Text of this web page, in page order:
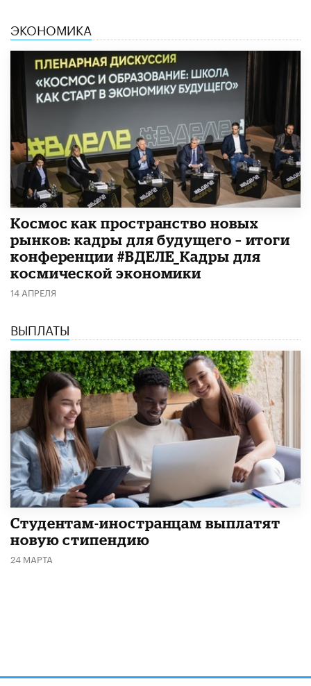
ЭКОНОМИКА
Космос как пространство новых
рынков: кадры для будущего – итоги
конференции #ВДЕЛЕ_Кадры для
космической экономики
14 АПРЕЛЯ
ВЫПЛАТЫ
Студентам-иностранцам выплатят
новую стипендию
24 МАРТА